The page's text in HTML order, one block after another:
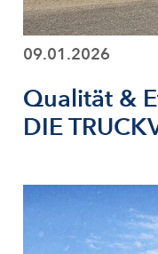
09.01.2026
Qualität &
DIE